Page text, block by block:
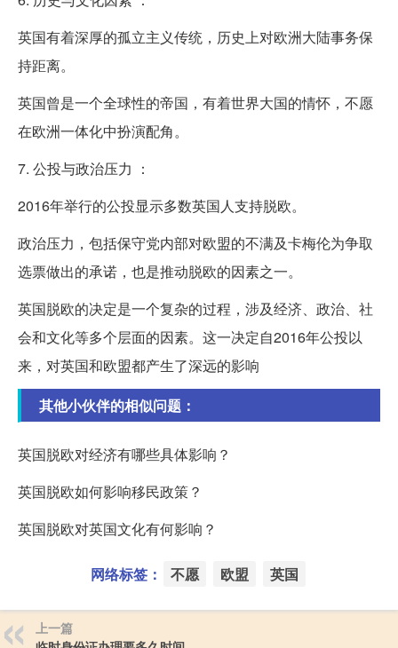
英国有着深厚的孤立主义传统，历史上对欧洲大陆事务保
持距离。
英国曾是一个全球性的帝国，有着世界大国的情怀，不愿
在欧洲一体化中扮演配角。
7. 公投与政治压力 ：
2016年举行的公投显示多数英国人支持脱欧。
政治压力，包括保守党内部对欧盟的不满及卡梅伦为争取
选票做出的承诺，也是推动脱欧的因素之一。
英国脱欧的决定是一个复杂的过程，涉及经济、政治、社
会和文化等多个层面的因素。这一决定自2016年公投以
来，对英国和欧盟都产生了深远的影响
其他小伙伴的相似问题：
英国脱欧对经济有哪些具体影响？
英国脱欧如何影响移民政策？
英国脱欧对英国文化有何影响？
网络标签： 不愿 欧盟 英国
上一篇